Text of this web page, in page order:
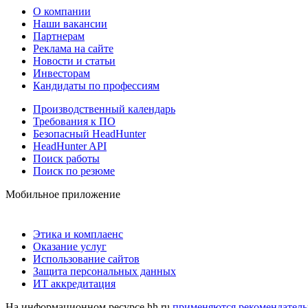
О компании
Наши вакансии
Партнерам
Реклама на сайте
Новости и статьи
Инвесторам
Кандидаты по профессиям
Производственный календарь
Требования к ПО
Безопасный HeadHunter
HeadHunter API
Поиск работы
Поиск по резюме
Мобильное приложение
Этика и комплаенс
Оказание услуг
Использование сайтов
Защита персональных данных
ИТ аккредитация